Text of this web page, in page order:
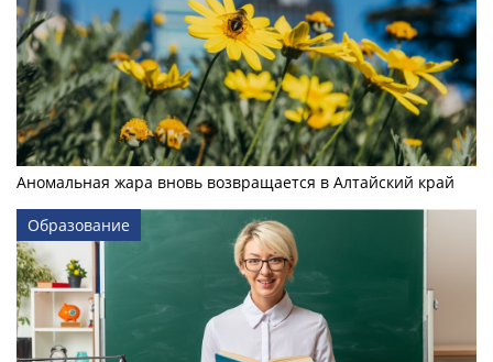
Аномальная жара вновь возвращается в Алтайский край
Образование